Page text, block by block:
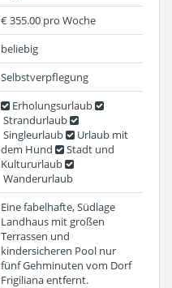
€ 355.00 pro Woche
beliebig
Selbstverpflegung
Erholungsurlaub
Strandurlaub
Singleurlaub
Urlaub mit
dem Hund
Stadt und
Kultururlaub
Wanderurlaub
Eine fabelhafte, Südlage
Landhaus mit großen
Terrassen und
kindersicheren Pool nur
fünf Gehminuten vom Dorf
Frigiliana entfernt.